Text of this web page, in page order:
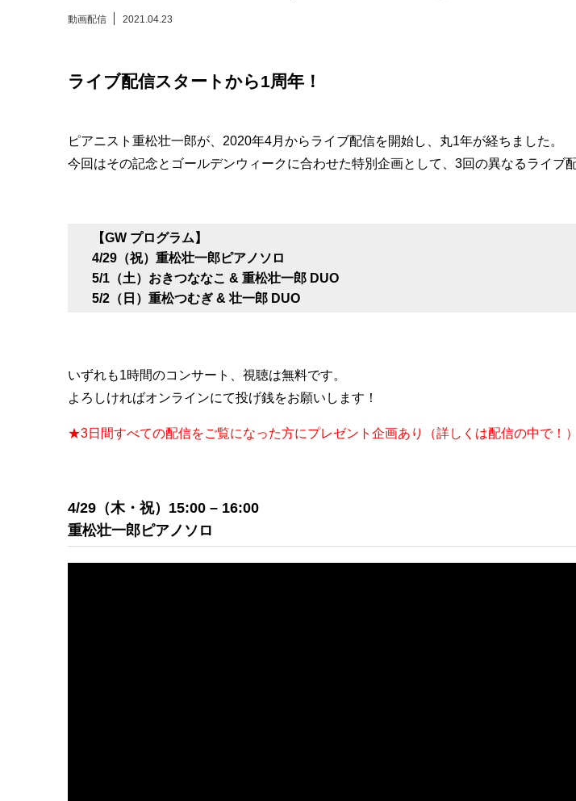
動画配信 2021.04.23
ライブ配信スタートから1周年！
ピアニスト重松壮一郎が、2020年4月からライブ配信を開始し、丸1年が経ちました。
今回はその記念とゴールデンウィークに合わせた特別企画として、3回の異なるライブ
【GW プログラム】
4/29（祝）重松壮一郎ピアノソロ
5/1（土）おきつななこ & 重松壮一郎 DUO
5/2（日）重松つむぎ & 壮一郎 DUO
いずれも1時間のコンサート、視聴は無料です。
よろしければオンラインにて投げ銭をお願いします！
★3日間すべての配信をご覧になった方にプレゼント企画あり（詳しくは配信の中で！）
4/29（木・祝）15:00 – 16:00
重松壮一郎ピアノソロ